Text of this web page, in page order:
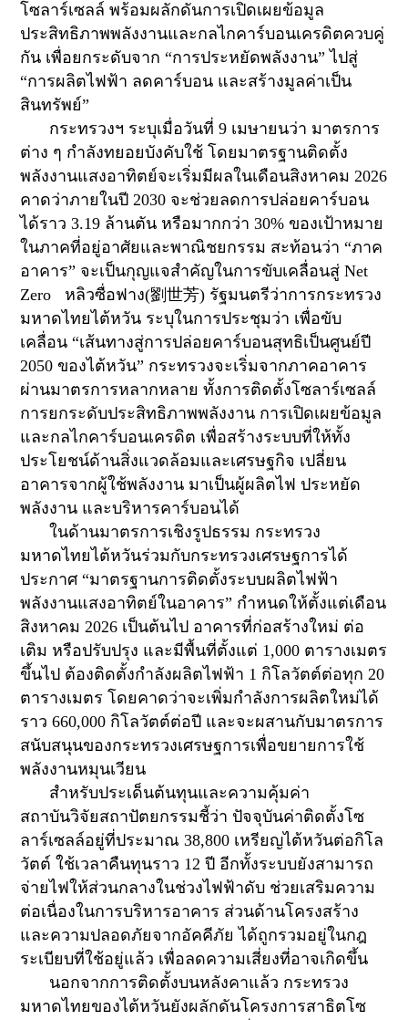
โซลาร์เซลล์ พร้อมผลักดันการเปิดเผยข้อมูล
ประสิทธิภาพพลังงานและกลไกคาร์บอนเครดิตควบคู่
กัน เพื่อยกระดับจาก “การประหยัดพลังงาน” ไปสู่
“การผลิตไฟฟ้า ลดคาร์บอน และสร้างมูลค่าเป็น
สินทรัพย์”
กระทรวงฯ ระบุเมื่อวันที่9 เมษายนว่า มาตรการ
ต่าง ๆ กำลังทยอยบังคับใช้ โดยมาตรฐานติดตั้ง
พลังงานแสงอาทิตย์จะเริ่มมีผลในเดือนสิงหาคม2026
คาดว่าภายในปี2030 จะช่วยลดการปล่อยคาร์บอน
ได้ราว3.19 ล้านตัน หรือมากกว่า30% ของเป้าหมาย
ในภาคที่อยู่อาศัยและพาณิชยกรรม สะท้อนว่า “ภาค
อาคาร” จะเป็นกุญแจสำคัญในการขับเคลื่อนสู่Net
Zero
หลิวซื่อฟาง(劉世芳) รัฐมนตรีว่าการกระทรวง
มหาดไทยไต้หวัน ระบุในการประชุมว่า เพื่อขับ
เคลื่อน “เส้นทางสู่การปล่อยคาร์บอนสุทธิเป็นศูนย์ปี
2050 ของไต้หวัน” กระทรวงจะเริ่มจากภาคอาคาร
ผ่านมาตรการหลากหลาย ทั้งการติดตั้งโซลาร์เซลล์
การยกระดับประสิทธิภาพพลังงาน การเปิดเผยข้อมูล
และกลไกคาร์บอนเครดิต เพื่อสร้างระบบที่ให้ทั้ง
ประโยชน์ด้านสิ่งแวดล้อมและเศรษฐกิจ เปลี่ยน
อาคารจากผู้ใช้พลังงาน มาเป็นผู้ผลิตไฟ ประหยัด
พลังงาน และบริหารคาร์บอนได้
ในด้านมาตรการเชิงรูปธรรม กระทรวง
มหาดไทยไต้หวันร่วมกับกระทรวงเศรษฐการได้
ประกาศ “มาตรฐานการติดตั้งระบบผลิตไฟฟ้า
พลังงานแสงอาทิตย์ในอาคาร” กำหนดให้ตั้งแต่เดือน
สิงหาคม2026 เป็นต้นไป อาคารที่ก่อสร้างใหม่ ต่อ
เติม หรือปรับปรุง และมีพื้นที่ตั้งแต่ 1,000 ตารางเมตร
ขึ้นไป ต้องติดตั้งกำลังผลิตไฟฟ้า 1 กิโลวัตต์ต่อทุก20
ตารางเมตร โดยคาดว่าจะเพิ่มกำลังการผลิตใหม่ได้
ราว660,000 กิโลวัตต์ต่อปี และจะผสานกับมาตรการ
สนับสนุนของกระทรวงเศรษฐการเพื่อขยายการใช้
พลังงานหมุนเวียน
สำหรับประเด็นต้นทุนและความคุ้มค่า
สถาบันวิจัยสถาปัตยกรรมชี้ว่า ปัจจุบันค่าติดตั้งโซ
ลาร์เซลล์อยู่ที่ประมาณ38,800 เหรียญไต้หวันต่อกิโล
วัตต์ ใช้เวลาคืนทุนราว 12ปี อีกทั้งระบบยังสามารถ
จ่ายไฟให้ส่วนกลางในช่วงไฟฟ้าดับ ช่วยเสริมความ
ต่อเนื่องในการบริหารอาคาร ส่วนด้านโครงสร้าง
และความปลอดภัยจากอัคคีภัย ได้ถูกรวมอยู่ในกฎ
ระเบียบที่ใช้อยู่แล้ว เพื่อลดความเสี่ยงที่อาจเกิดขึ้น
นอกจากการติดตั้งบนหลังคาแล้ว กระทรวง
มหาดไทยของไต้หวันยังผลักดันโครงการสาธิตโซ